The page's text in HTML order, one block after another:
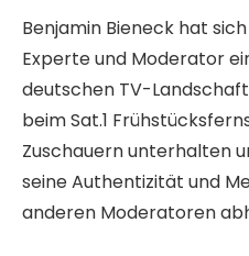
Benjamin Bieneck hat
Experte und Moderator
deutschen TV-
beim Sat.1
Zuschauern unterhalten
seine Authentizität und
anderen Moderatoren